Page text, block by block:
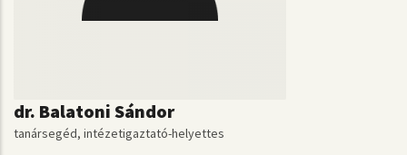
dr. Balatoni Sándor
tanársegéd, intézetigaztató-helyettes